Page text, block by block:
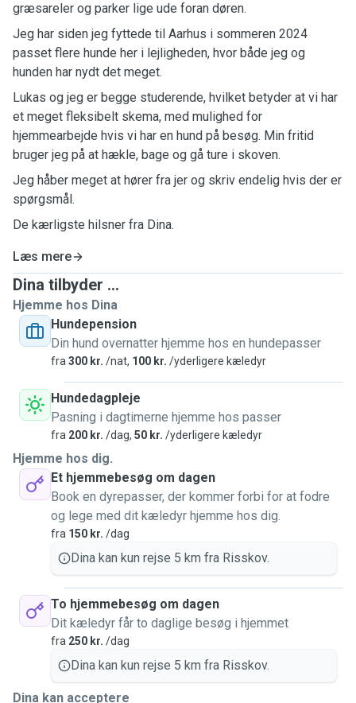
græsareler og parker lige ude foran døren.
Jeg har siden jeg fyttede til Aarhus i sommeren 2024
passet flere hunde her i lejligheden, hvor både jeg og
hunden har nydt det meget.
Lukas og jeg er begge studerende, hvilket betyder at vi har
et meget fleksibelt skema, med mulighed for
hjemmearbejde hvis vi har en hund på besøg. Min fritid
bruger jeg på at hækle, bage og gå ture i skoven.
Jeg håber meget at hører fra jer og skriv endelig hvis der er
spørgsmål.
De kærligste hilsner fra Dina.
Læs mere
Dina tilbyder ...
Hjemme hos Dina
Hundepension
Din hund overnatter hjemme hos en hundepasser
fra 300 kr. /nat, 100 kr. /yderligere kæledyr
Hundedagpleje
Pasning i dagtimerne hjemme hos passer
fra 200 kr. /dag, 50 kr. /yderligere kæledyr
Hjemme hos dig.
Et hjemmebesøg om dagen
Book en dyrepasser, der kommer forbi for at fodre
og lege med dit kæledyr hjemme hos dig.
fra 150 kr. /dag
Dina kan kun rejse 5 km fra Risskov.
To hjemmebesøg om dagen
Dit kæledyr får to daglige besøg i hjemmet
fra 250 kr. /dag
Dina kan kun rejse 5 km fra Risskov.
Dina kan acceptere